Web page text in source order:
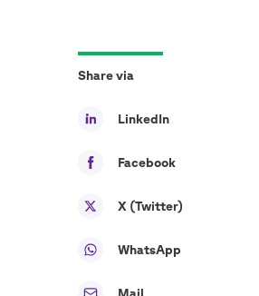
Share via
LinkedIn
Facebook
X (Twitter)
WhatsApp